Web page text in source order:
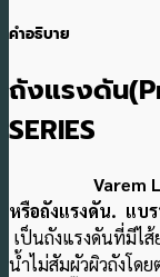
คำอธิบาย
ถังแรงดัน
SERIES
Varem
หรือถังแรงดัน. แบ
เป็นถังแรงดันที่มีไ
น้ำไม่สัมผัวผิวถังโด